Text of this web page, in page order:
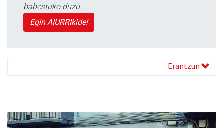
babestuko duzu.
Egin AIURRIkide!
Erantzun